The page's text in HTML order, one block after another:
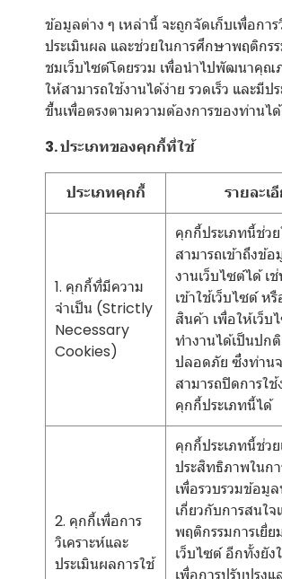
ข้อมูลต่าง ๆ เหล่านี้ จะถูกจัดเก็บเพื่อการ
ประเมินผล และช่วยในการศึกษาพฤติกร
ชมเว็บไซต์โดยรวม เพื่อนำไปพัฒนาคุณ
ให้สามารถใช้งานได้ง่าย รวดเร็ว และมีป
ขึ้นเพื่อตรงตามความต้องการของท่านไ
3. ประเภทของคุกกี้ที่ใช้
ประเภทคุกกี้ รายละเ
1. คุกกี้ที่มีความ
จำเป็น (Strictly
Necessary
Cookies)
คุกกี้ประเภทนี้ช่ว
สามารถเข้าถึงข้
งานเว็บไซต์ได้ เ
เข้าใช้เว็บไซต์ ห
สินค้า เพื่อให้เว็บ
ทำงานได้เป็นปก
ปลอดภัย ซึ่งท่าน
สามารถปิดการใ
คุกกี้ประเภทนี้ได้
2. คุกกี้เพื่อการ
วิเคราะห์และ
ประเมินผลการใช้
คุกกี้ประเภทนี้ช่วย
ประสิทธิภาพในก
เพื่อรวบรวมข้อมู
เกี่ยวกับการสนใจ
พฤติกรรมการเยี่ย
เว็บไซต์ อีกทั้งยั